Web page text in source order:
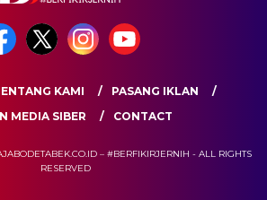
KAMI
PASANG IKLAN
MEDIA SIBER
CONTACT
– #BERFIKIRJERNIH - ALL RIGHTS
RESERVED